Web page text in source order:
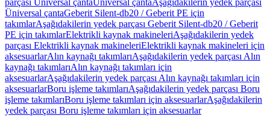
parçası Üniversal çantaÜniversal çantaAşağıdakilerin yedek parçası
Üniversal çantaGeberit Silent-db20 / Geberit PE için
takımlarAşağıdakilerin yedek parçası Geberit Silent-db20 / Geberit
PE için takımlarElektrikli kaynak makineleriAşağıdakilerin yedek
parçası Elektrikli kaynak makineleriElektrikli kaynak makineleri için
aksesuarlarAlın kaynağı takımlarıAşağıdakilerin yedek parçası Alın
kaynağı takımlarıAlın kaynağı takımları için
aksesuarlarAşağıdakilerin yedek parçası Alın kaynağı takımları için
aksesuarlarBoru işleme takımlarıAşağıdakilerin yedek parçası Boru
işleme takımlarıBoru işleme takımları için aksesuarlarAşağıdakilerin
yedek parçası Boru işleme takımları için aksesuarlar